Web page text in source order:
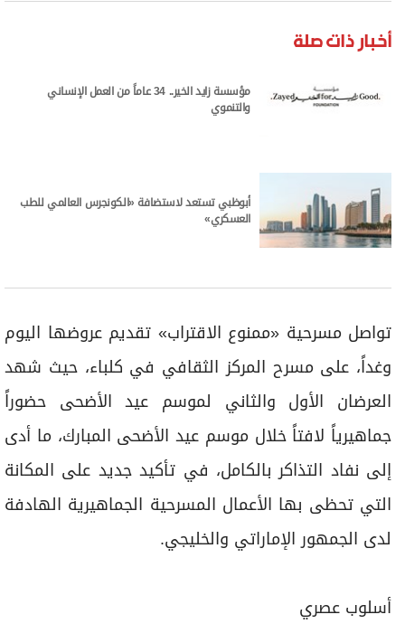
عدد اليوم
أخبار ذات صلة
مؤسسة زايد الخير.. 34 عاماً من العمل الإنساني
والتنموي
أبوظبي تستعد لاستضافة «الكونجرس العالمي للطب
العسكري»
تواصل مسرحية «ممنوع الاقتراب» تقديم عروضها اليوم
وغداً، على مسرح المركز الثقافي في كلباء، حيث شهد
العرضان الأول والثاني لموسم عيد الأضحى حضوراً
جماهيرياً لافتاً خلال موسم عيد الأضحى المبارك، ما أدى
إلى نفاد التذاكر بالكامل، في تأكيد جديد على المكانة
التي تحظى بها الأعمال المسرحية الجماهيرية الهادفة
لدى الجمهور الإماراتي والخليجي.
أسلوب عصري